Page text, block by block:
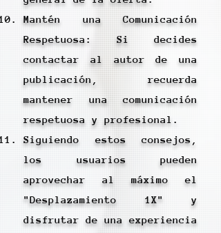
Mantén una Comunicación
Respetuosa: Si decides
contactar al autor de una
publicación, recuerda
mantener una comunicación
respetuosa y profesional.
Siguiendo estos consejos,
los usuarios pueden
aprovechar al máximo el
"Desplazamiento 1X" y
disfrutar de una experiencia